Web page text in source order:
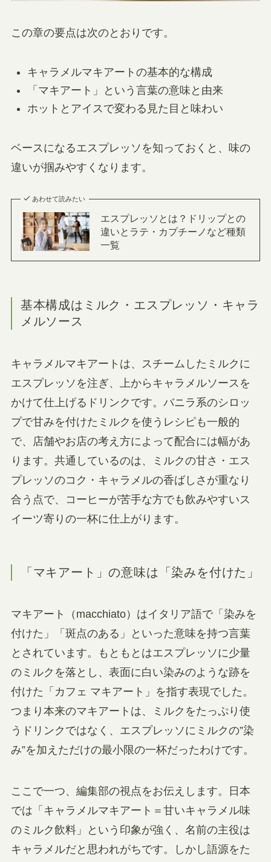
この章の要点は次のとおりです。
キャラメルマキアートの基本的な構成
「マキアート」という言葉の意味と由来
ホットとアイスで変わる見た目と味わい
ベースになるエスプレッソを知っておくと、味の
違いが掴みやすくなります。
あわせて読みたい
エスプレッソとは？ドリップとの
違いとラテ・カプチーノなど種類
一覧
基本構成はミルク・エスプレッソ・キャラ
メルソース
キャラメルマキアートは、スチームしたミルクに
エスプレッソを注ぎ、上からキャラメルソースを
かけて仕上げるドリンクです。バニラ系のシロッ
プで甘みを付けたミルクを使うレシピも一般的
で、店舗やお店の考え方によって配合には幅があ
ります。共通しているのは、ミルクの甘さ・エス
プレッソのコク・キャラメルの香ばしさが重なり
合う点で、コーヒーが苦手な方でも飲みやすいス
イーツ寄りの一杯に仕上がります。
「マキアート」の意味は「染みを付けた」
マキアート（macchiato）はイタリア語で「染みを
付けた」「斑点のある」といった意味を持つ言葉
とされています。もともとはエスプレッソに少量
のミルクを落とし、表面に白い染みのような跡を
付けた「カフェ マキアート」を指す表現でした。
つまり本来のマキアートは、ミルクをたっぷり使
うドリンクではなく、エスプレッソにミルクの”染
み”を加えただけの最小限の一杯だったわけです。
ここで一つ、編集部の視点をお伝えします。日本
では「キャラメルマキアート＝甘いキャラメル味
のミルク飲料」という印象が強く、名前の主役は
キャラメルだと思われがちです。しかし語源をた